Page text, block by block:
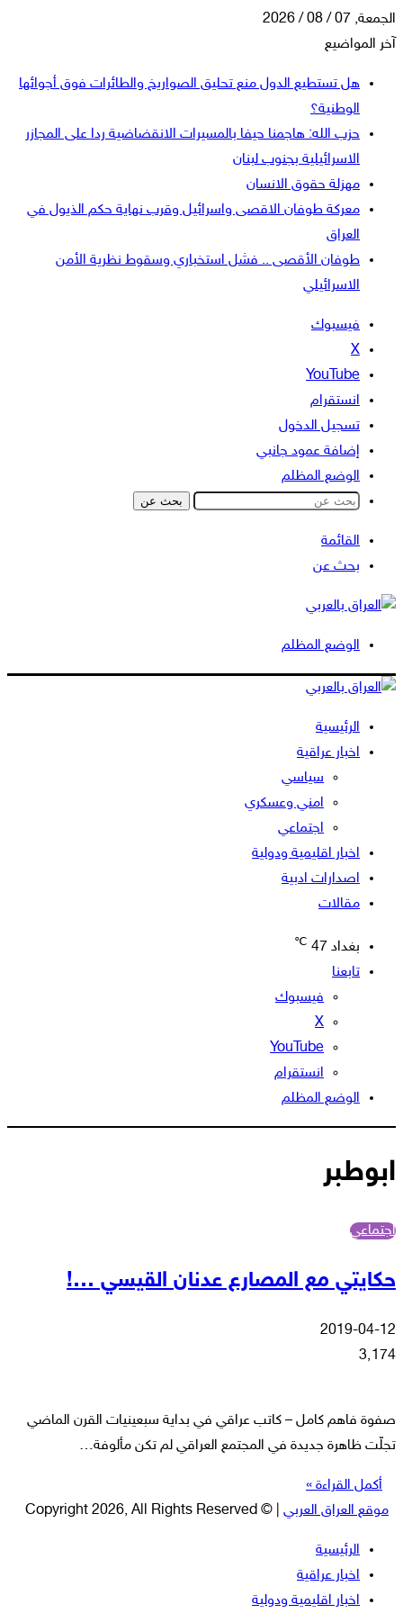
الجمعة, 07 / 08 / 2026
آخر المواضيع
هل تستطيع الدول منع تحليق الصواريخ والطائرات فوق أجوائها
الوطنية؟
حزب الله: هاجمنا حيفا بالمسيرات الانقضاضية ردا على المجازر
الاسرائيلية بجنوب لبنان
مهزلة حقوق الانسان
معركة طوفان الاقصى واسرائيل وقرب نهاية حكم الذيول في
العراق
طوفان الأقصى .. فشل استخباري وسقوط نظرية الأمن
الاسرائيلي
فيسبوك
‫X
‫YouTube
انستقرام
تسجيل الدخول
إضافة عمود جانبي
الوضع المظلم
بحث عن
القائمة
بحث عن
الوضع المظلم
الرئيسية
اخبار عراقية
سياسي
امني وعسكري
اجتماعي
اخبار اقليمية ودولية
اصدارات ادبية
مقالات
بغداد 47
℃
تابعنا
فيسبوك
‫X
‫YouTube
انستقرام
الوضع المظلم
ابوطبر
اجتماعي
حكايتي مع المصارع عدنان القيسي …!
2019-04-12
3٬174
صفوة فاهم كامل – كاتب عراقي في بداية سبعينيات القرن الماضي
تجلّت ظاهرة جديدة في المجتمع العراقي لم تكن مألوفة…
أكمل القراءة »
موقع العراق العربي | © Copyright 2026, All Rights Reserved
الرئيسية
اخبار عراقية
اخبار اقليمية ودولية